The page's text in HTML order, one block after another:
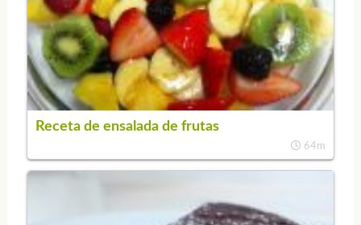
Receta de ensalada de frutas
64m